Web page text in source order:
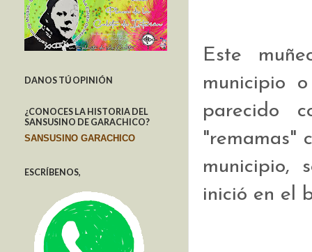
Este
municipio
parecido
"remamas"
municipio,
inició en el
DANOS TÚ OPINIÓN
¿CONOCES LA HISTORIA DEL
SANSUSINO DE GARACHICO?
SANSUSINO GARACHICO
ESCRÍBENOS,